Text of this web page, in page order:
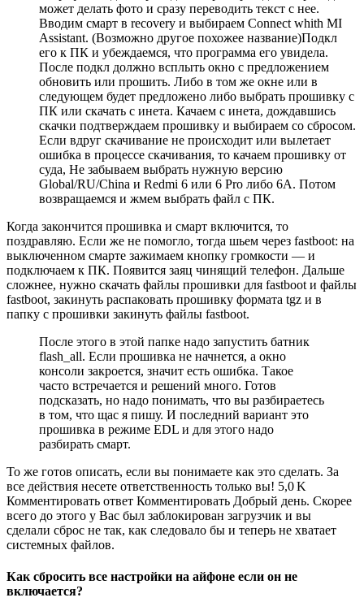
может делать фото и сразу переводить текст с нее.
Вводим смарт в recovery и выбираем Connect whith MI
Assistant. (Возможно другое похожее название)Подкл
его к ПК и убеждаемся, что программа его увидела.
После подкл должно всплыть окно с предложением
обновить или прошить. Либо в том же окне или в
следующем будет предложено либо выбрать прошивку с
ПК или скачать с инета. Качаем с инета, дождавшись
скачки подтверждаем прошивку и выбираем со сбросом.
Если вдруг скачивание не происходит или вылетает
ошибка в процессе скачивания, то качаем прошивку от
суда, Не забываем выбрать нужную версию
Global/RU/China и Redmi 6 или 6 Pro либо 6А. Потом
возвращаемся и жмем выбрать файл с ПК.
Когда закончится прошивка и смарт включится, то
поздравляю. Если же не помогло, тогда шьем через fastboot: на
выключенном смарте зажимаем кнопку громкости — и
подключаем к ПК. Появится заяц чинящий телефон. Дальше
сложнее, нужно скачать файлы прошивки для fastboot и файлы
fastboot, закинуть распаковать прошивку формата tgz и в
папку с прошивки закинуть файлы fastboot.
После этого в этой папке надо запустить батник
flash_all. Если прошивка не начнется, а окно
консоли закроется, значит есть ошибка. Такое
часто встречается и решений много. Готов
подсказать, но надо понимать, что вы разбираетесь
в том, что щас я пишу. И последний вариант это
прошивка в режиме EDL и для этого надо
разбирать смарт.
То же готов описать, если вы понимаете как это сделать. За
все действия несете ответственность только вы! 5,0 K
Комментировать ответ Комментировать Добрый день. Скорее
всего до этого у Вас был заблокирован загрузчик и вы
сделали сброс не так, как следовало бы и теперь не хватает
системных файлов.
Как сбросить все настройки на айфоне если он не
включается?